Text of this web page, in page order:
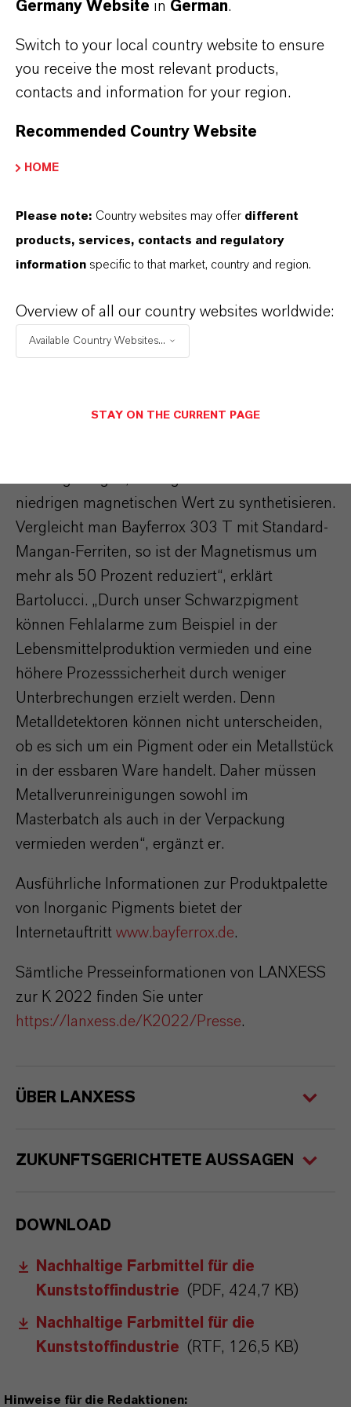
aufgrund ihrer Farbe von optischen Sensoren
oft nicht richtig identifiziert und demzufolge
nicht sortiert werden. Sie müssen folglich
thermisch entsorgt werden“, erläutert
Eisenoxidpigment Bayferrox 303 T zur
einen Reflexionsgrad im nahen Infrarot (NIR)
von 20 Prozent aufweist, ermöglicht eine
effiziente Identifizierung von Kunststoffen mit
schwarze Kunststoffverpackungen so in
Sortieranlagen erkannt werden, da das
niedrigen magnetischen Wert zu synthetisieren.
Vergleicht man Bayferrox 303 T mit Standard-
Mangan-Ferriten, so ist der Magnetismus um
mehr als 50 Prozent reduziert“, erklärt
Bartolucci. „Durch unser Schwarzpigment
können Fehlalarme zum Beispiel in der
Lebensmittelproduktion vermieden und eine
höhere Prozesssicherheit durch weniger
Unterbrechungen erzielt werden. Denn
Metalldetektoren können nicht unterscheiden,
ob es sich um ein Pigment oder ein Metallstück
in der essbaren Ware handelt. Daher müssen
Metallverunreinigungen sowohl im
Masterbatch als auch in der Verpackung
vermieden werden“, ergänzt er.
Ausführliche Informationen zur Produktpalette
von Inorganic Pigments bietet der
Internetauftritt www.bayferrox.de.
Sämtliche Presseinformationen von LANXESS
zur K 2022 finden Sie unter
https://lanxess.de/K2022/Presse.
ÜBER LANXESS
ZUKUNFTSGERICHTETE AUSSAGEN
DOWNLOAD
Nachhaltige Farbmittel für die
Kunststoffindustrie (PDF, 424,7 KB)
Nachhaltige Farbmittel für die
Kunststoffindustrie (RTF, 126,5 KB)
Hinweise für die Redaktionen:
Germany Website in German.
Switch to your local country website to ensure
you receive the most relevant products,
contacts and information for your region.
Recommended Country Website
HOME
Please note: Country websites may offer different
products, services, contacts and regulatory
information specific to that market, country and region.
Overview of all our country websites worldwide:
Available Country Websites...
STAY ON THE CURRENT PAGE